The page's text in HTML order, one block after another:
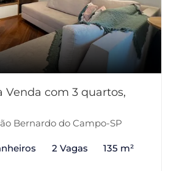
com 3 quartos,
Bernardo do Campo-SP
2 Vagas 135 m²